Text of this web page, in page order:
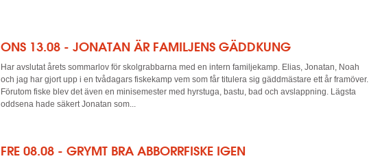
ONS 13.08 - JONATAN ÄR FAMILJENS GÄDDKUNG
Har avslutat årets sommarlov för skolgrabbarna med en intern familjekamp. Elias, Jonatan, Noah
och jag har gjort upp i en tvådagars fiskekamp vem som får titulera sig gäddmästare ett år framöver.
Förutom fiske blev det även en minisemester med hyrstuga, bastu, bad och avslappning. Lägsta
oddsena hade säkert Jonatan som...
FRE 08.08 - GRYMT BRA ABBORRFISKE IGEN